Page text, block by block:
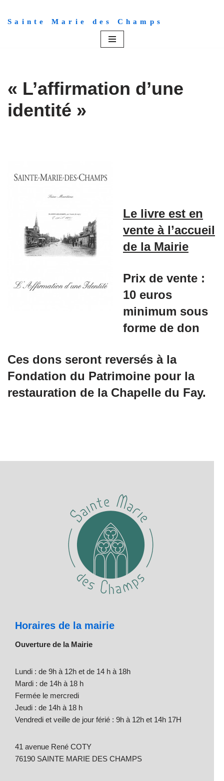
Aller
Sainte Marie des Champs
« L’affirmation d’une
identité »
Le livre est en
vente à l’accueil
de la Mairie
Prix de vente :
10 euros
minimum sous
forme de don
Ces dons seront reversés à la
Fondation du Patrimoine pour la
restauration de la Chapelle du Fay.
Horaires de la mairie
Ouverture de la Mairie
Lundi : de 9h à 12h et de 14 h à 18h
Mardi : de 14h à 18 h
Fermée le mercredi
Jeudi : de 14h à 18 h
Vendredi et veille de jour férié : 9h à 12h et 14h 17H
41 avenue René COTY
76190 SAINTE MARIE DES CHAMPS